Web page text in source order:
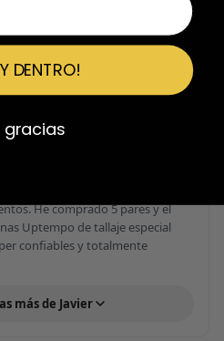
y acabados top. Air Max y
100%.
He comprado 5 pares y el
Uptempo de tallaje especial
confiables y totalmente
más de Javier
DENTRO!
gracias